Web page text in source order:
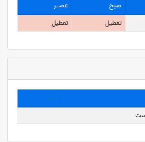
صبح
عصـر
تعطیل تعطیل
-